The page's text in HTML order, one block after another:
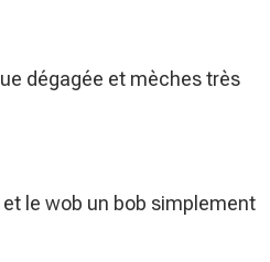
dégagée et mèches très
le wob un bob simplement